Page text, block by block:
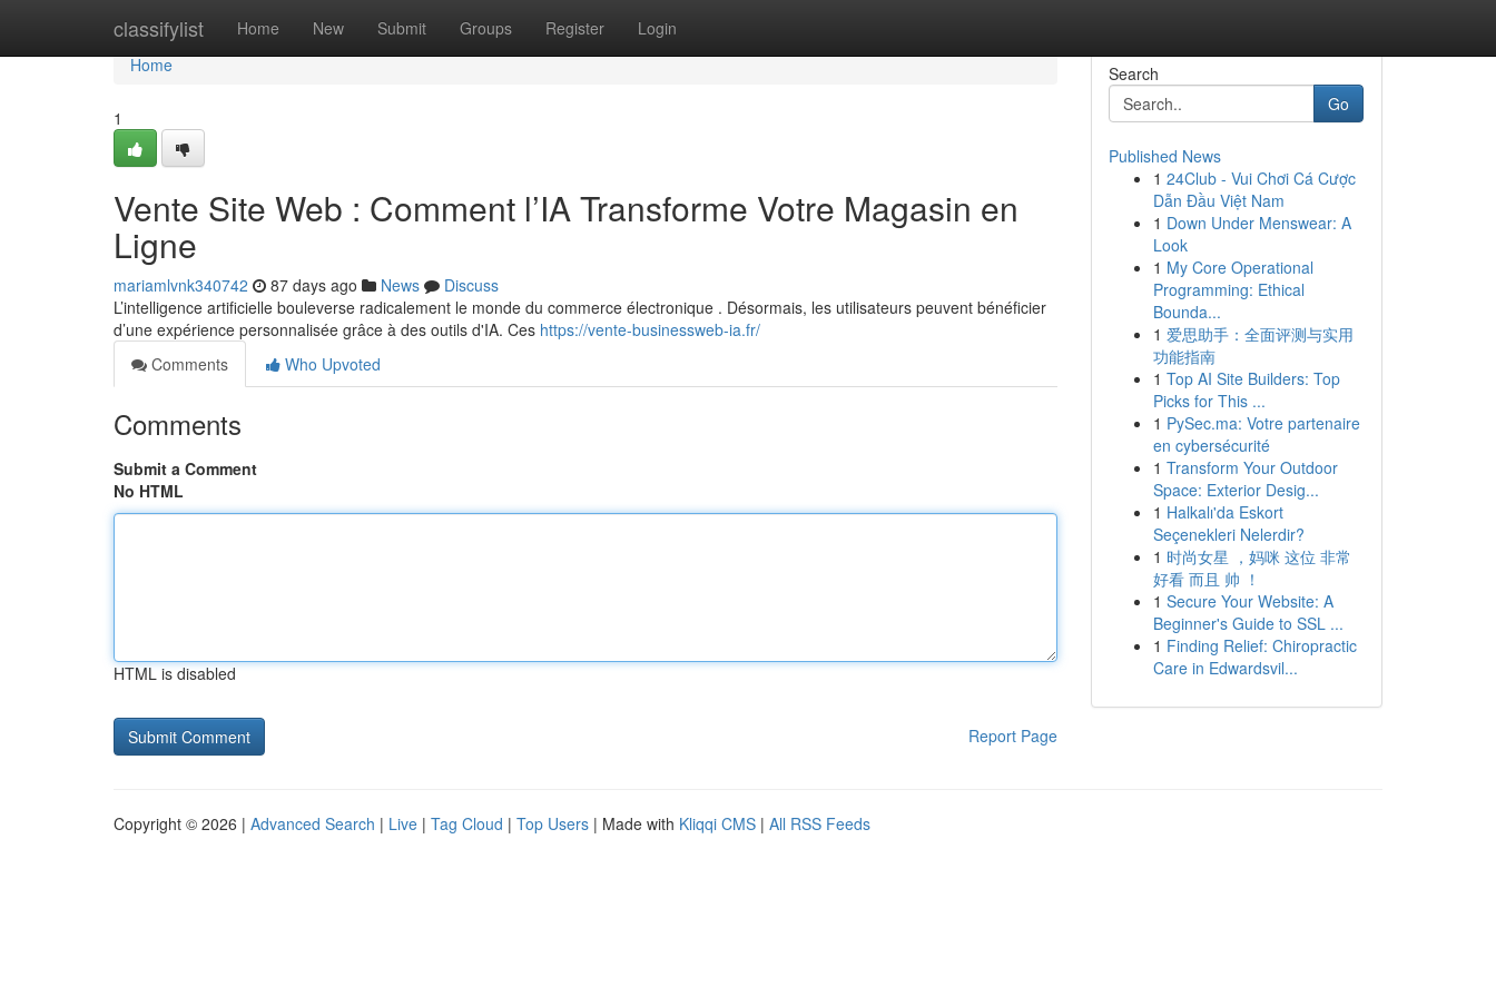
classifylist Home New Submit Groups Register Login
Home
Home
1
Vente Site Web : Comment l’IA Transforme Votre Magasin en
Ligne
mariamlvnk340742 87 days ago News
Discuss
L’intelligence artificielle bouleverse radicalement le monde du commerce électronique . Désormais, les utilisateurs peuvent bénéficier
d’une expérience personnalisée grâce à des outils d'IA. Ces https://vente-businessweb-ia.fr/
Comments
Who Upvoted
Comments
Submit a Comment
No HTML
HTML is disabled
Report Page
Search
Go
Published News
1 24Club - Vui Chơi Cá Cược
Dẫn Đầu Việt Nam
1 Down Under Menswear: A
Look
1 My Core Operational
Programming: Ethical
Bounda...
1 爱思助手：全面评测与实用
功能指南
1 Top AI Site Builders: Top
Picks for This ...
1 PySec.ma: Votre partenaire
en cybersécurité
1 Transform Your Outdoor
Space: Exterior Desig...
1 Halkalı'da Eskort
Seçenekleri Nelerdir?
1 时尚女星 ，妈咪 这位 非常
好看 而且 帅 ！
1 Secure Your Website: A
Beginner's Guide to SSL ...
1 Finding Relief: Chiropractic
Care in Edwardsvil...
Copyright © 2026 | Advanced Search | Live | Tag Cloud | Top Users | Made with Kliqqi CMS | All RSS Feeds